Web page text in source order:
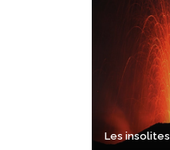
Les insolites